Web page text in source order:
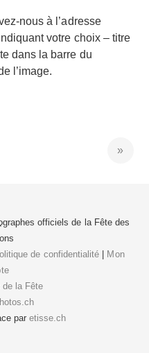
nous à l’adresse
votre choix – titre
dans la barre du
l’image.
officiels de la Fête des
de confidentialité
Mon
de la Fête
par etisse.ch